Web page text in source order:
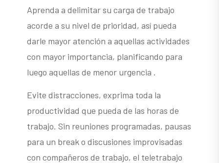
Aprenda a delimitar su carga de trabajo
acorde a su nivel de prioridad, así pueda
darle mayor atención a aquellas actividades
con mayor importancia, planificando para
luego aquellas de menor urgencia .
Evite distracciones, exprima toda la
productividad que pueda de las horas de
trabajo. Sin reuniones programadas, pausas
para un break o discusiones improvisadas
con compañeros de trabajo, el teletrabajo